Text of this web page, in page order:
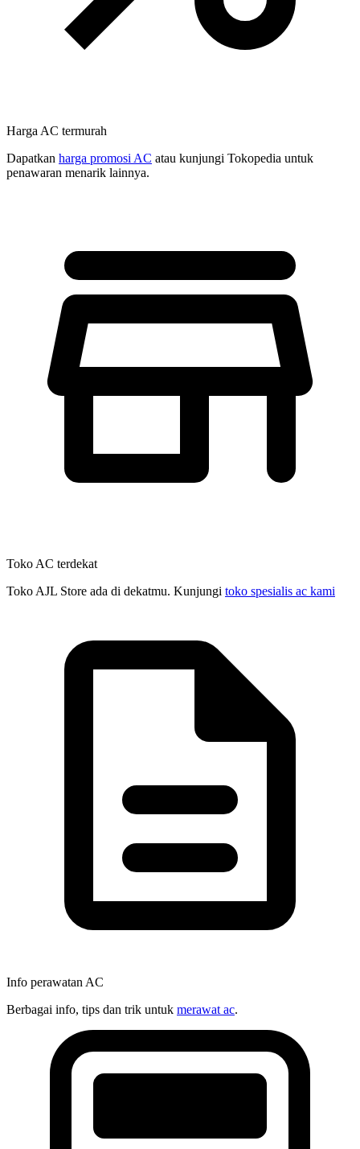
Harga AC termurah
Dapatkan harga promosi AC atau kunjungi Tokopedia untuk
penawaran menarik lainnya.
Toko AC terdekat
Toko AJL Store ada di dekatmu. Kunjungi toko spesialis ac kami
Info perawatan AC
Berbagai info, tips dan trik untuk merawat ac.